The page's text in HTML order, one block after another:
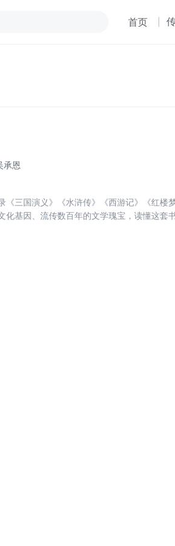
首页
承恩
三国演义》《水浒传》《西游记》《红楼
基因、流传数百年的文学瑰宝，读懂这套